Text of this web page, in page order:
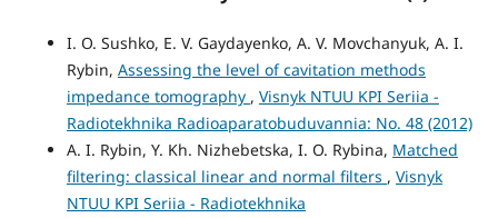
I. O. Sushko, E. V. Gaydayenko, A. V. Movchanyuk, A. I.
Rybin, Assessing the level of cavitation methods
impedance tomography , Visnyk NTUU KPI Seriia -
Radiotekhnika Radioaparatobuduvannia: No. 48 (2012)
A. I. Rybin, Y. Kh. Nizhebetska, I. O. Rybina, Matched
filtering: classical linear and normal filters , Visnyk
NTUU KPI Seriia - Radiotekhnika